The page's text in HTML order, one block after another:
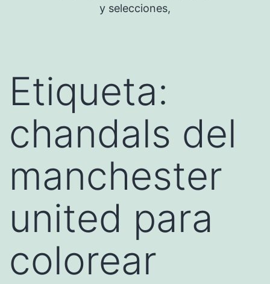
y selecciones,
Etiqueta:
chandals del
manchester
united para
colorear